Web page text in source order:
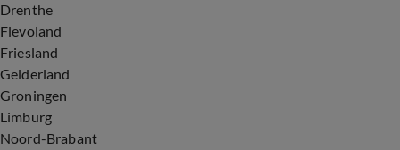
Drenthe
Flevoland
Friesland
Gelderland
Groningen
Limburg
Noord-Brabant